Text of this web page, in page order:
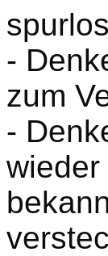
-
zum
-